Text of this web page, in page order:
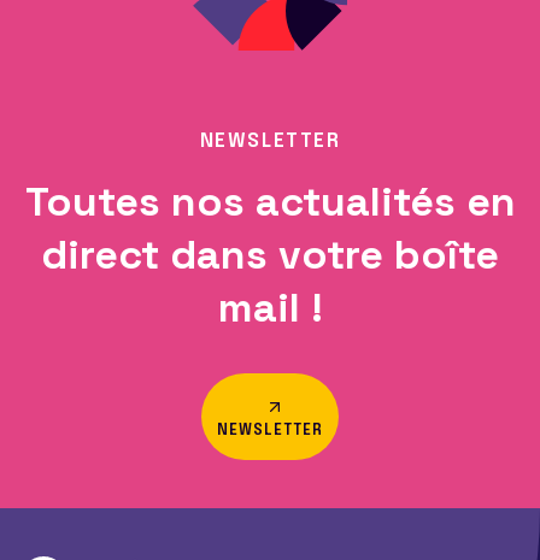
NEWSLETTER
Toutes nos actualités en
direct dans votre boîte
mail !
NEWSLETTER